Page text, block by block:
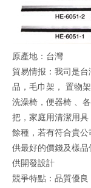
原產地：台灣
貿易情报：我司是
品，毛巾架， 置物
洗澡椅，便器椅 、
把，家庭用清潔用
餘種，若有符合貴
供最好的價錢及樣
供開發設計
競爭特點：品質優